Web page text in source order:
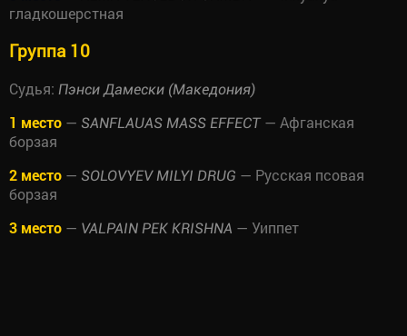
гладкошерстная
Группа 10
Судья: Пэнси Дамески (Македония)
1 место — SANFLAUAS MASS EFFECT — Афганская
борзая
2 место — SOLOVYEV MILYI DRUG — Русская псовая
борзая
3 место — VALPAIN PEK KRISHNA — Уиппет